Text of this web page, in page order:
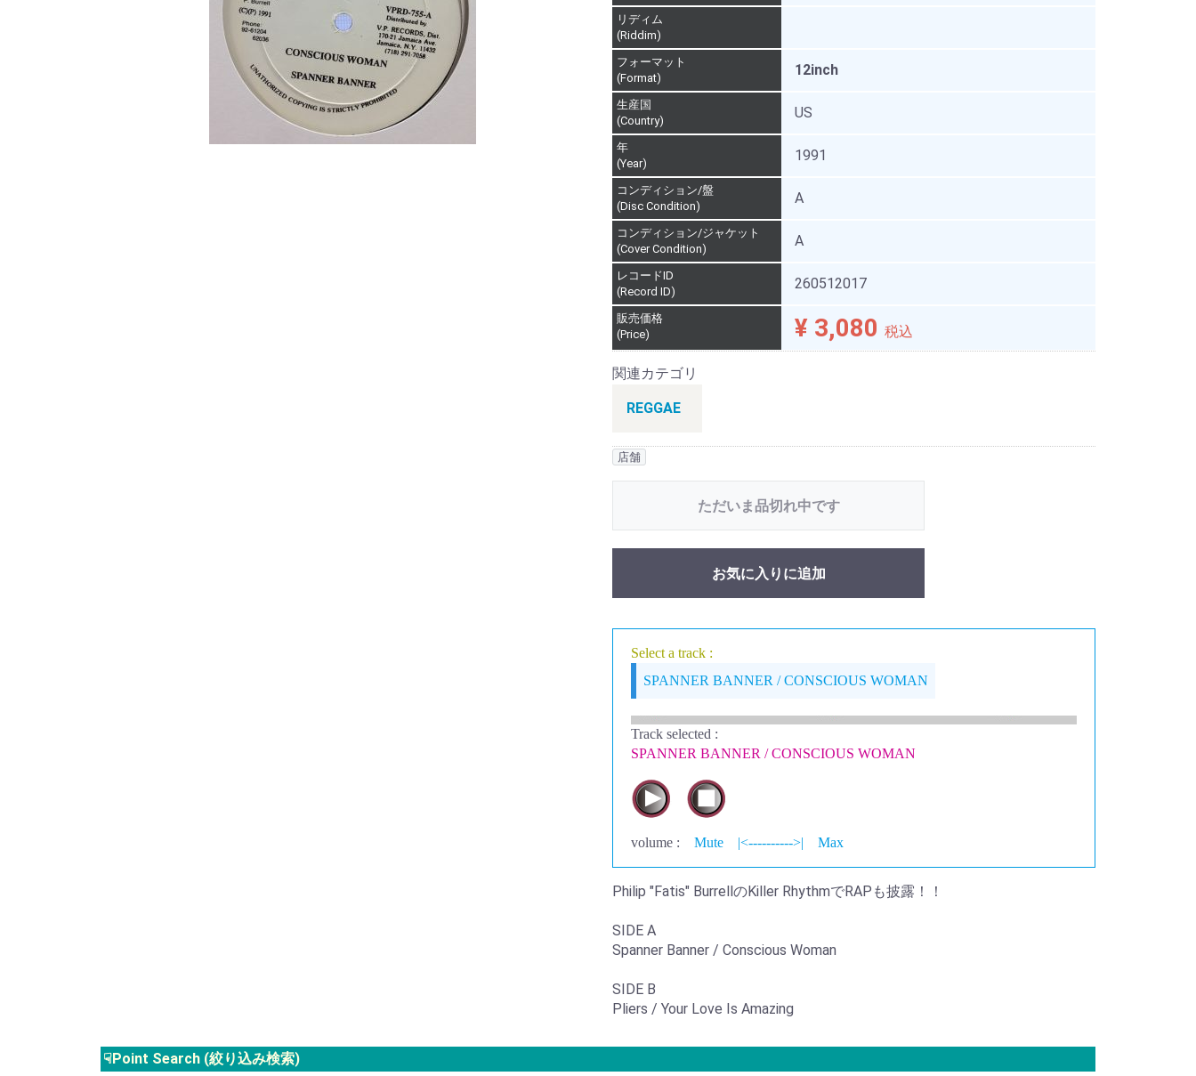
リディム
(Riddim)
フォーマット
(Format)
12inch
生産国
(Country)
US
年
(Year)
1991
コンディション/盤
(Disc Condition)
A
コンディション/ジャケット
(Cover Condition)
A
レコードID
(Record ID)
260512017
販売価格
(Price)
¥ 3,080 税込
関連カテゴリ
REGGAE
店舗
ただいま品切れ中です
お気に入りに追加
Select a track :
SPANNER BANNER / CONSCIOUS WOMAN
Track selected :
SPANNER BANNER / CONSCIOUS WOMAN
volume : Mute |<---------->| Max
Philip "Fatis" BurrellのKiller RhythmでRAPも披露！！
SIDE A
Spanner Banner / Conscious Woman
SIDE B
Pliers / Your Love Is Amazing
☟Point Search (絞り込み検索)